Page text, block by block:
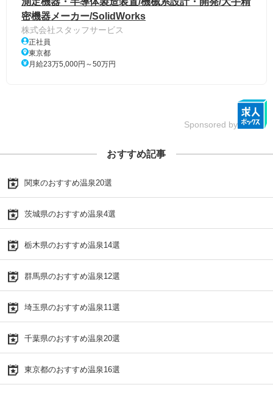
密機器メーカー/SolidWorks
株式会社スタッフサービス
正社員
東京都
月給23万5,000円～50万円
Sponsored by
おすすめ記事
関東のおすすめ温泉20選
茨城県のおすすめ温泉4選
栃木県のおすすめ温泉14選
群馬県のおすすめ温泉12選
埼玉県のおすすめ温泉11選
千葉県のおすすめ温泉20選
東京都のおすすめ温泉16選